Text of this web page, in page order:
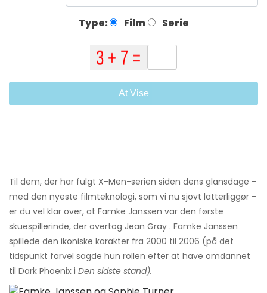
Type: Film Serie
At Vise
Til dem, der har fulgt X-Men-serien siden dens glansdage -
med den nyeste filmteknologi, som vi nu sjovt latterliggør -
er du vel klar over, at Famke Janssen var den første
skuespillerinde, der overtog Jean Gray . Famke Janssen
spillede den ikoniske karakter fra 2000 til 2006 (på det
tidspunkt farvel sagde hun rollen efter at have omdannet
til Dark Phoenix i Den sidste stand).